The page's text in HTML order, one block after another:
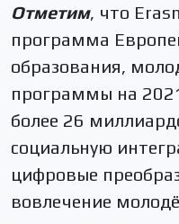
Отметим, что
программа
образования,
программы на
более 26
социальную
цифровые
вовлечение